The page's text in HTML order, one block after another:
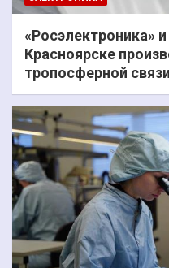
«Росэлектроника»
Красноярске
тропосферной связи